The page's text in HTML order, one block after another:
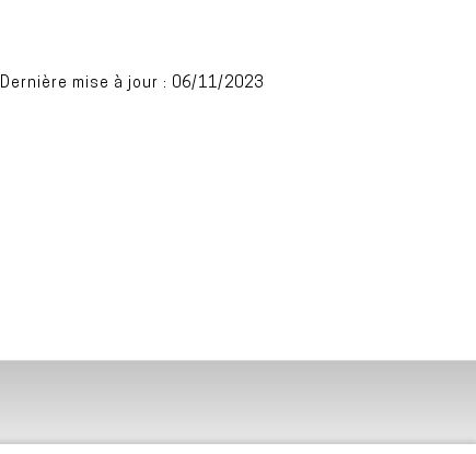
Dernière mise à jour : 06/11/2023